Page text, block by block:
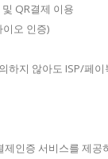
QR결제 이용
오 인증)
하지 않아도 ISP/페
제인증 서비스를 제